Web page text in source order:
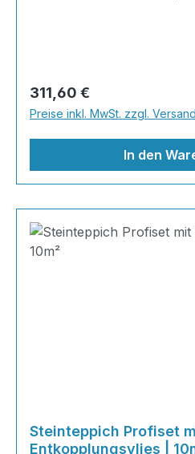
und einfach zu verlegen.
Shop nach Ihrer
gleich los. Marmorsteine
den Charakter der
Regulärer Preis:
311,60 €
Preise inkl. MwSt. zzgl.
In den
Steinteppich Profiset
Entkopplungsvlies |